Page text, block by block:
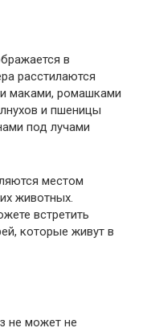
в
расстилаются
маками, ромашками
и пшеницы
под лучами
местом
животных.
встретить
которые живут в
не может не